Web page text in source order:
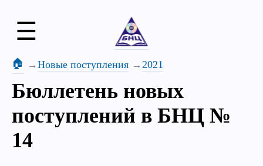
☰
🏠 Новые поступления 2021
Бюллетень новых
поступлений в БНЦ №
14